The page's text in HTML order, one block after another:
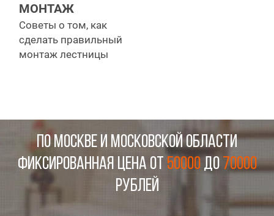
МОНТАЖ
Советы о том, как
сделать правильный
монтаж лестницы
ПО МОСКВЕ И МОСКОВСКОЙ ОБЛАСТИ
Фиксированная цена от 50000до 70000
рублей